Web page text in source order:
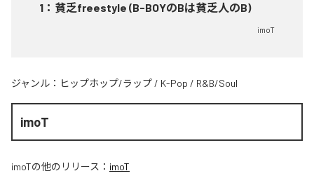
1 ： 貧乏freestyle (B-BOYのBは貧乏人のB)
imoT
ジャンル： ヒップホップ/ラップ / K-Pop / R&B/Soul
imoT
imoTの他のリリース： imoT